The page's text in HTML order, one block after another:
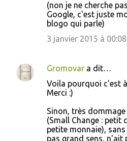
(non je ne cherche
Google, c'est juste
blogo qui parle)
3 janvier 2015 à 00:08
Gromovar a dit…
Voila pourquoi c'est
Merci :)
Sinon, très
(Small Change : petit
petite monnaie),
pas grand sens, n'ait